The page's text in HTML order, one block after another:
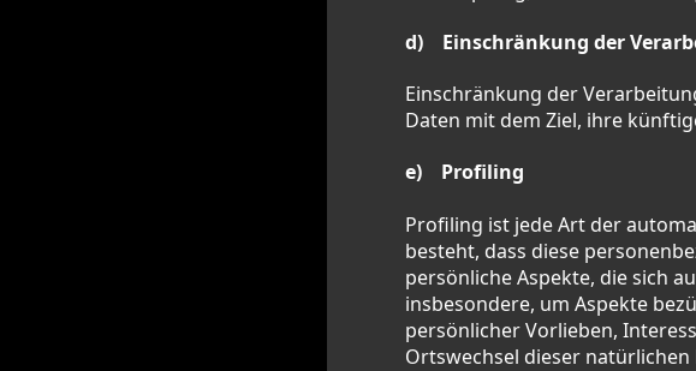
d) Einschränkung der
Einschränkung der
Daten mit dem Ziel, ihre
e) Profiling
Profiling ist jede Art der
besteht, dass diese
persönliche Aspekte, die sich
insbesondere, um Aspekte
persönlicher Vorlieben,
Ortswechsel dieser